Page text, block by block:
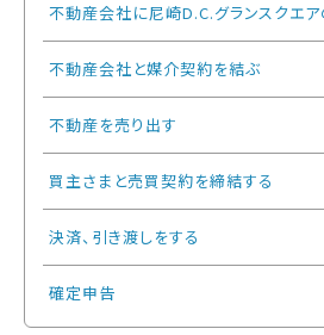
不動産会社に尼崎D.C.グランスクエ
不動産会社と媒介契約を結ぶ
不動産を売り出す
買主さまと売買契約を締結する
決済、引き渡しをする
確定申告